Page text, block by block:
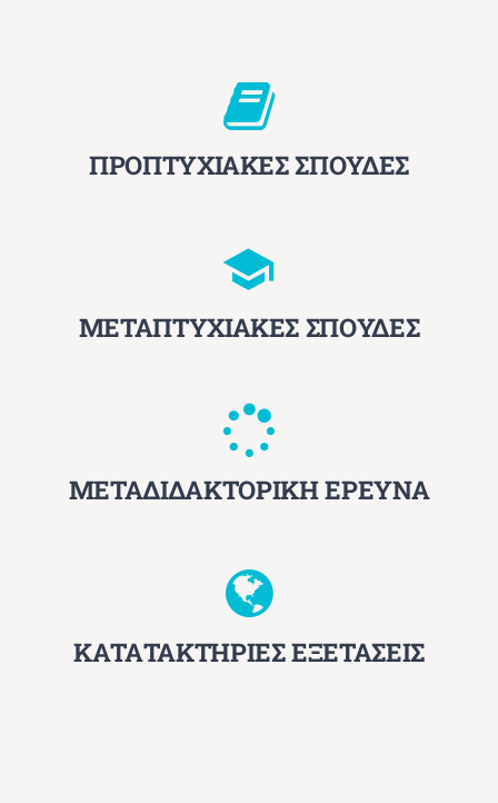
ΠΡΟΠΤΥΧΙΑΚΕΣ ΣΠΟΥΔΕΣ
ΜΕΤΑΠΤΥΧΙΑΚΕΣ ΣΠΟΥΔΕΣ
ΜΕΤΑΔΙΔΑΚΤΟΡΙΚΗ ΕΡΕΥΝΑ
ΚΑΤΑΤΑΚΤΗΡΙΕΣ ΕΞΕΤΑΣΕΙΣ